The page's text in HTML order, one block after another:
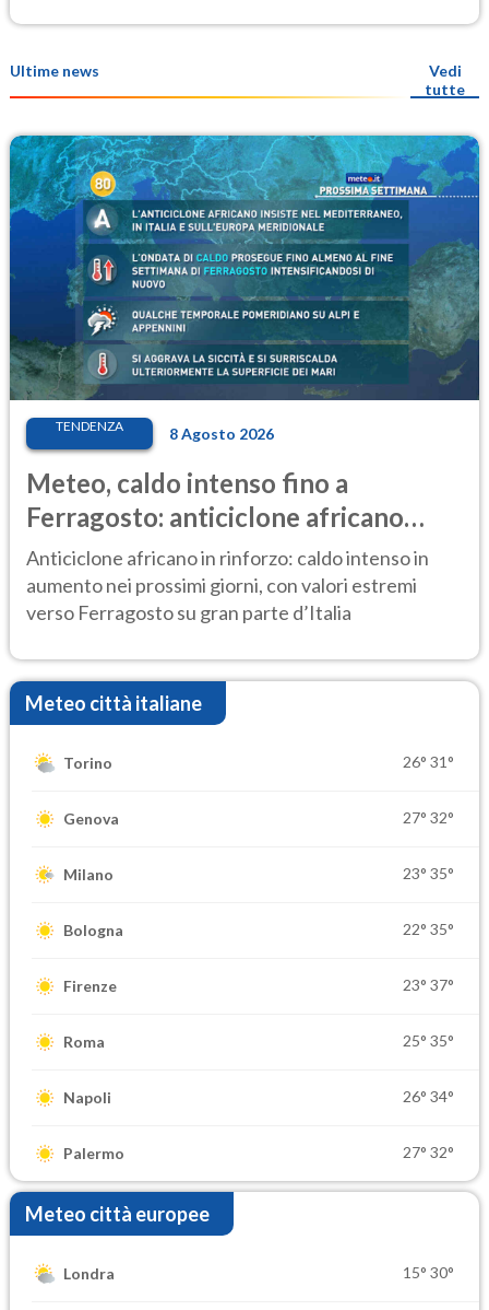
Ultime news
Vedi
tutte
TENDENZA 8 Agosto 2026
Meteo, caldo intenso fino a
Ferragosto: anticiclone africano
ancora protagonista
Anticiclone africano in rinforzo: caldo intenso in
aumento nei prossimi giorni, con valori estremi
verso Ferragosto su gran parte d’Italia
Meteo città italiane
Torino 26° 31°
Genova 27° 32°
Milano 23° 35°
Bologna 22° 35°
Firenze 23° 37°
Roma 25° 35°
Napoli 26° 34°
Palermo 27° 32°
Meteo città europee
Londra 15° 30°